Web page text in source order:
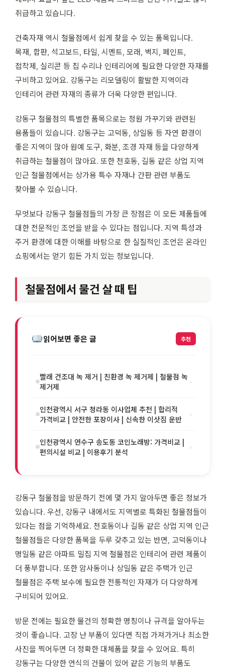
취급하고 있습니다.
건축자재 역시 철물점에서 쉽게 찾을 수 있는 품목입니다.
목재, 합판, 석고보드, 타일, 시멘트, 모래, 벽지, 페인트,
접착제, 실리콘 등 집 수리나 인테리어에 필요한 다양한 자재를
구비하고 있어요. 강동구는 리모델링이 활발한 지역이라
인테리어 관련 자재의 종류가 더욱 다양한 편입니다.
강동구 철물점의 특별한 품목으로는 정원 가꾸기와 관련된
용품들이 있습니다. 강동구는 고덕동, 상일동 등 자연 환경이
좋은 지역이 많아 원예 도구, 화분, 조경 자재 등을 다양하게
취급하는 철물점이 많아요. 또한 천호동, 길동 같은 상업 지역
인근 철물점에서는 상가용 특수 자재나 간판 관련 부품도
찾아볼 수 있습니다.
무엇보다 강동구 철물점들의 가장 큰 장점은 이 모든 제품들에
대한 전문적인 조언을 받을 수 있다는 점입니다. 지역 특성과
주거 환경에 대한 이해를 바탕으로 한 실질적인 조언은 온라인
쇼핑에서는 얻기 힘든 가치 있는 정보입니다.
철물점에서 물건 살 때 팁
읽어보면 좋은 글 추천
빨래 건조대 녹 제거 | 친환경 녹 제거제 | 철물점 녹
제거제
›
인천광역시 서구 청라동 이사업체 추천 | 합리적
가격비교 | 안전한 포장이사 | 신속한 이삿짐 운반
›
인천광역시 연수구 송도동 코인노래방: 가격비교 |
편의시설 비교 | 이용후기 분석
›
강동구 철물점을 방문하기 전에 몇 가지 알아두면 좋은 정보가
있습니다. 우선, 강동구 내에서도 지역별로 특화된 철물점들이
있다는 점을 기억하세요. 천호동이나 길동 같은 상업 지역 인근
철물점들은 다양한 품목을 두루 갖추고 있는 반면, 고덕동이나
명일동 같은 아파트 밀집 지역 철물점은 인테리어 관련 제품이
더 풍부합니다. 또한 암사동이나 상일동 같은 주택가 인근
철물점은 주택 보수에 필요한 전통적인 자재가 더 다양하게
구비되어 있어요.
방문 전에는 필요한 물건의 정확한 명칭이나 규격을 알아두는
것이 좋습니다. 고장 난 부품이 있다면 직접 가져가거나 최소한
사진을 찍어두면 더 정확한 대체품을 찾을 수 있어요. 특히
강동구는 다양한 연식의 건물이 있어 같은 기능의 부품도